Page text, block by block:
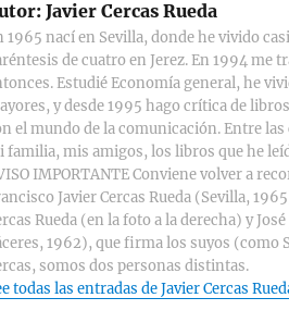
Javier Cercas Rueda
1965 nací en Sevilla, donde he vivido
de cuatro en Jerez. En 1994 me
Estudié Economía general, he
y desde 1995 hago crítica de
el mundo de la comunicación. Entre
familia, mis amigos, los libros que he
IMPORTANTE Conviene volver a
Javier Cercas Rueda (Sevilla,
Rueda (en la foto a la derecha) y
1962), que firma los suyos (como
somos dos personas distintas.
todas las entradas de Javier Cercas